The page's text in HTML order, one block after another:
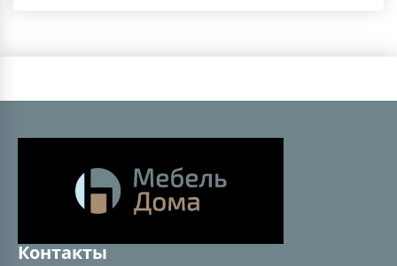
Контакты